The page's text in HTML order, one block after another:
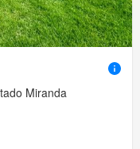
Miranda